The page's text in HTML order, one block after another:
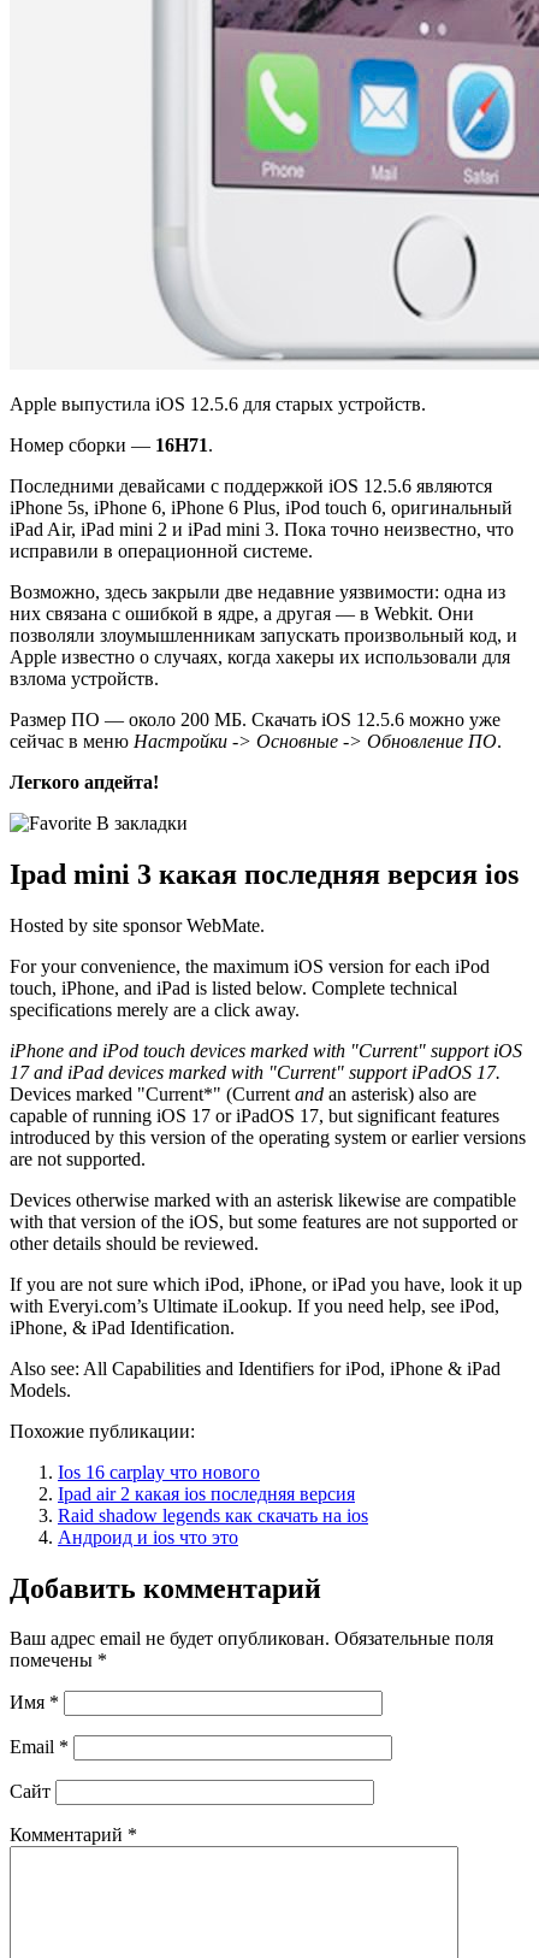
Apple выпустила iOS 12.5.6 для старых устройств.
Номер сборки — 16H71.
Последними девайсами с поддержкой iOS 12.5.6 являются
iPhone 5s, iPhone 6, iPhone 6 Plus, iPod touch 6, оригинальный
iPad Air, iPad mini 2 и iPad mini 3. Пока точно неизвестно, что
исправили в операционной системе.
Возможно, здесь закрыли две недавние уязвимости: одна из
них связана с ошибкой в ядре, а другая — в Webkit. Они
позволяли злоумышленникам запускать произвольный код, и
Apple известно о случаях, когда хакеры их использовали для
взлома устройств.
Размер ПО — около 200 МБ. Скачать iOS 12.5.6 можно уже
сейчас в меню Настройки -> Основные -> Обновление ПО.
Легкого апдейта!
В закладки
Ipad mini 3 какая последняя версия ios
Hosted by site sponsor WebMate.
For your convenience, the maximum iOS version for each iPod
touch, iPhone, and iPad is listed below. Complete technical
specifications merely are a click away.
iPhone and iPod touch devices marked with "Current" support iOS
17 and iPad devices marked with "Current" support iPadOS 17.
Devices marked "Current*" (Current and an asterisk) also are
capable of running iOS 17 or iPadOS 17, but significant features
introduced by this version of the operating system or earlier versions
are not supported.
Devices otherwise marked with an asterisk likewise are compatible
with that version of the iOS, but some features are not supported or
other details should be reviewed.
If you are not sure which iPod, iPhone, or iPad you have, look it up
with Everyi.com’s Ultimate iLookup. If you need help, see iPod,
iPhone, & iPad Identification.
Also see: All Capabilities and Identifiers for iPod, iPhone & iPad
Models.
Похожие публикации:
Ios 16 carplay что нового
Ipad air 2 какая ios последняя версия
Raid shadow legends как скачать на ios
Андроид и ios что это
Добавить комментарий
Ваш адрес email не будет опубликован. Обязательные поля
помечены *
Имя *
Email *
Сайт
Комментарий *